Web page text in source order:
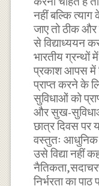
नहीं बल्कि
जाए तो ठीक और
से विद्याध्ययन
भारतीय
प्रकाश आपस में
प्राप्त करने के
सुविधाओं को
और सुख-
छात्र दिवस पर
वस्तुतः आधुनिक
उसे विद्या नहीं
निर्भरता का